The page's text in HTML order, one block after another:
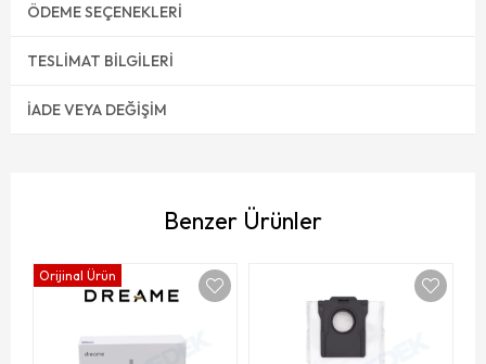
ÖDEME SEÇENEKLERI
TESLIMAT BILGILERI
İADE VEYA DEĞIŞIM
Benzer Ürünler
Orijinal Ürün